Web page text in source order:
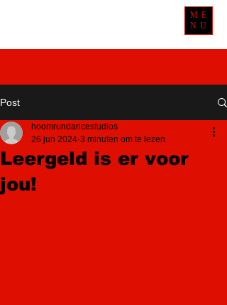
ME
NU
Post
Leergeld is er voor
jou!
hoomrundancestudios
26 jun 2024 3 minuten om te lezen